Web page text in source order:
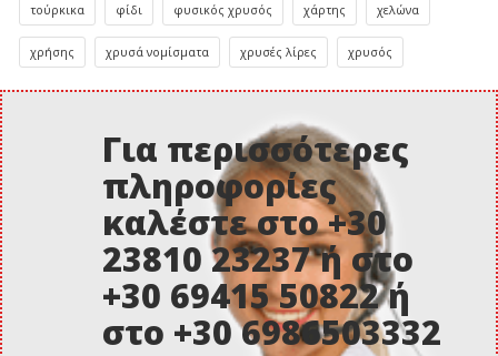
τούρκικα φίδι φυσικός χρυσός χάρτης χελώνα
χρήσης χρυσά νομίσματα χρυσές λίρες χρυσός
Για περισσότερες
πληροφορίες
καλέστε στο +30
23810 23237 ή στο
+30 69415 50822 ή
στο +30 6986503332